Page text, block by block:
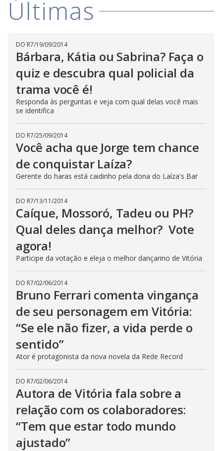
i
d
e
o
Últimas
DO R7/19/09/2014
Bárbara, Kátia ou Sabrina? Faça o
quiz e descubra qual policial da
trama você é!
Responda às perguntas e veja com qual delas você mais
se identifica
DO R7/25/09/2014
Você acha que Jorge tem chance
de conquistar Laíza?
Gerente do haras está caidinho pela dona do Laíza's Bar
DO R7/13/11/2014
Caíque, Mossoró, Tadeu ou PH?
Qual deles dança melhor? Vote
agora!
Participe da votação e eleja o melhor dançarino de Vitória
DO R7/02/06/2014
Bruno Ferrari comenta vingança
de seu personagem em Vitória:
“Se ele não fizer, a vida perde o
sentido”
Ator é protagonista da nova novela da Rede Record
DO R7/02/06/2014
Autora de Vitória fala sobre a
relação com os colaboradores:
“Tem que estar todo mundo
ajustado”